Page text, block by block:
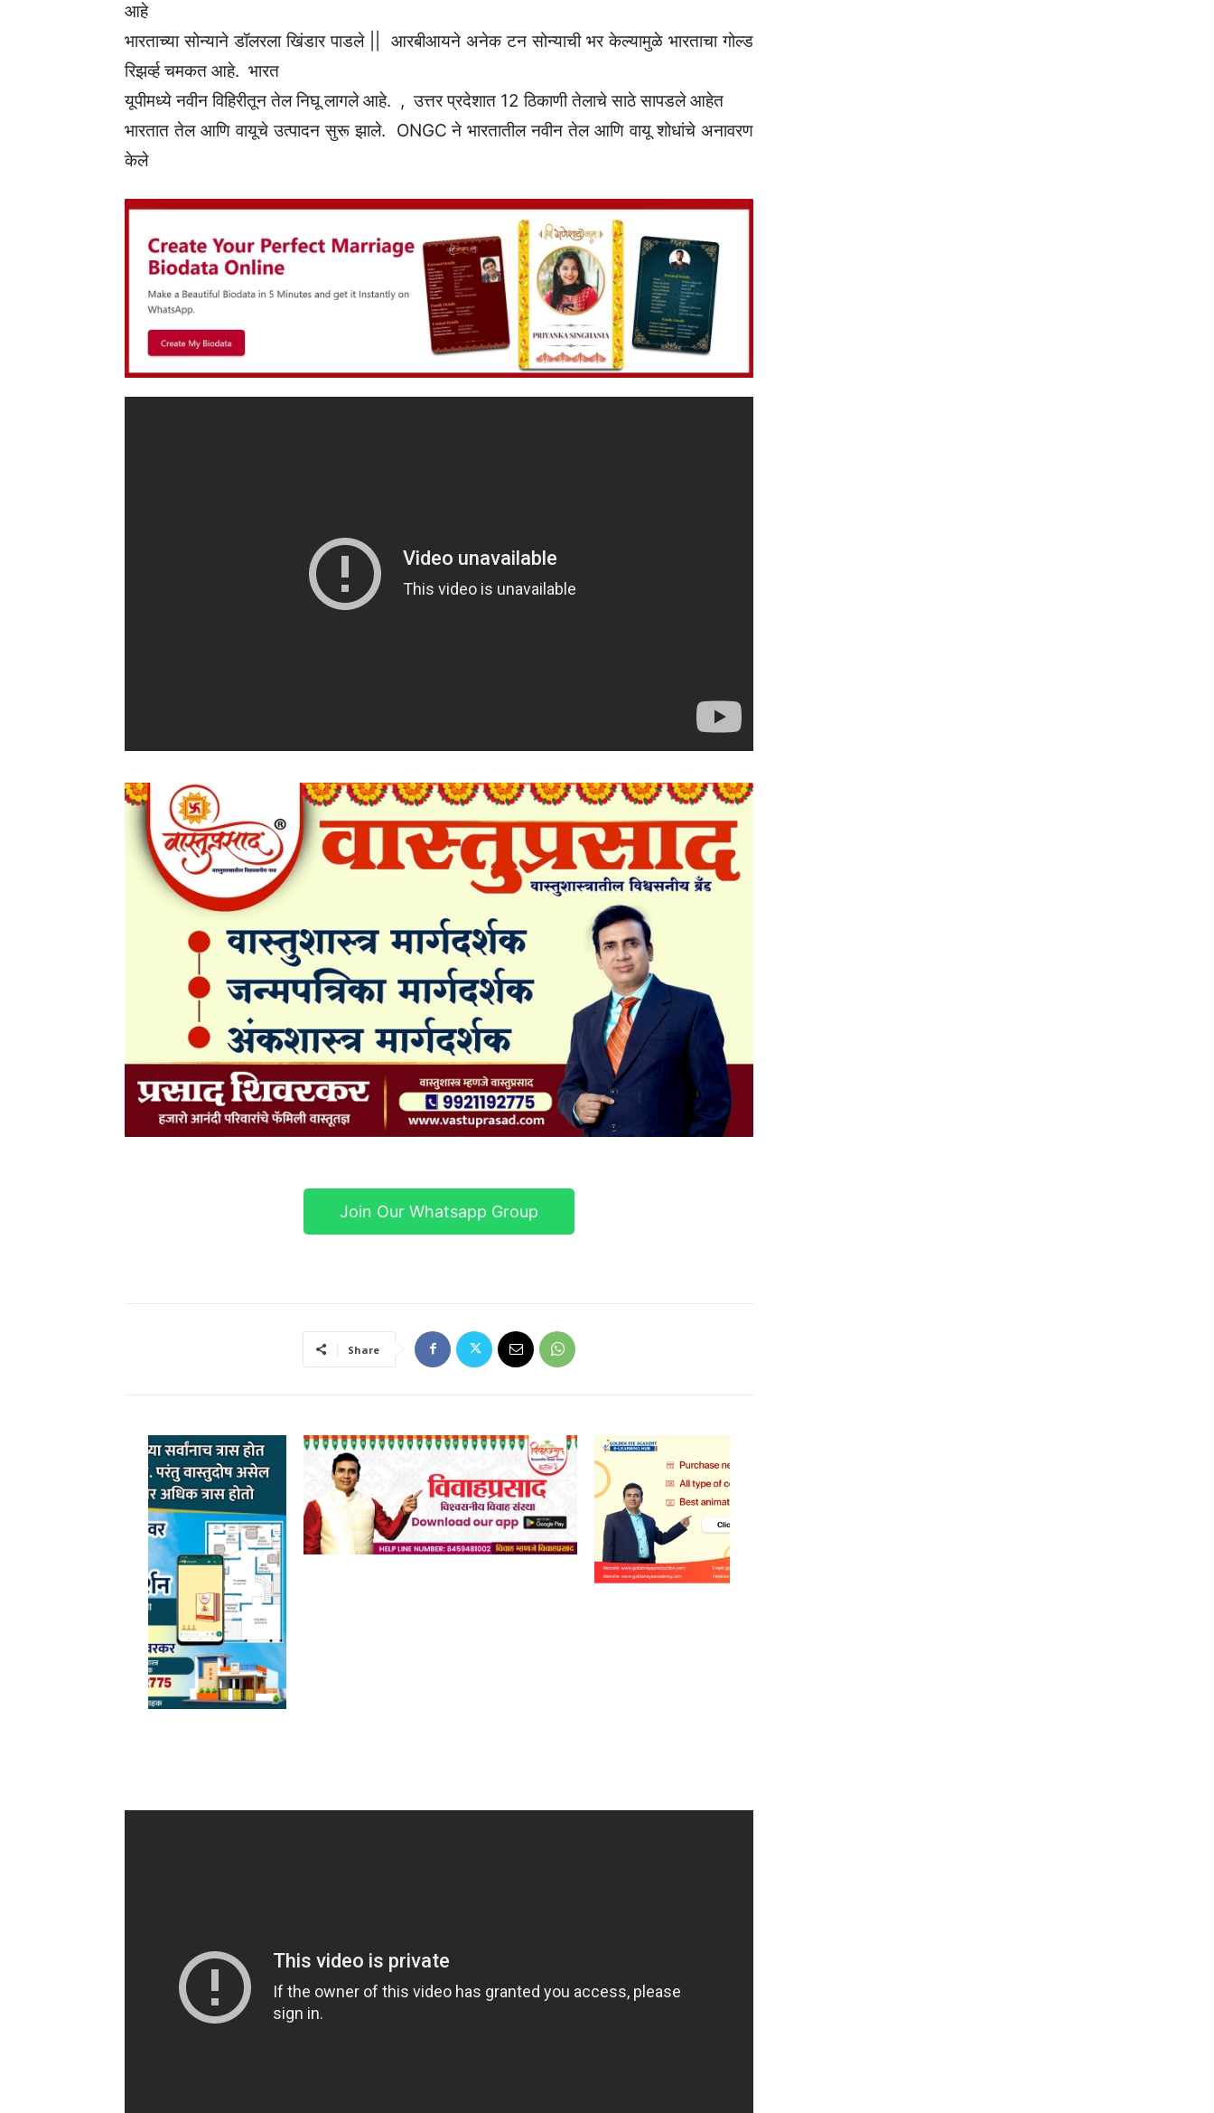
आहे
भारताच्या सोन्याने डॉलरला खिंडार पाडले || आरबीआयने अनेक टन सोन्याची भर केल्यामुळे भारताचा गोल्ड
रिझर्व्ह चमकत आहे. भारत
यूपीमध्ये नवीन विहिरीतून तेल निघू लागले आहे. , उत्तर प्रदेशात 12 ठिकाणी तेलाचे साठे सापडले आहेत
भारतात तेल आणि वायूचे उत्पादन सुरू झाले. ONGC ने भारतातील नवीन तेल आणि वायू शोधांचे अनावरण
केले
Join Our Whatsapp Group
Share